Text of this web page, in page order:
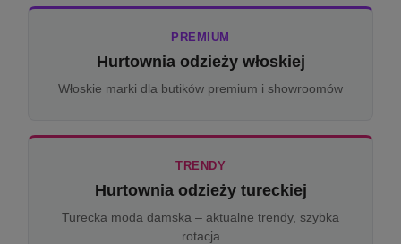
PREMIUM
Hurtownia odzieży włoskiej
Włoskie marki dla butików premium i showroomów
TRENDY
Hurtownia odzieży tureckiej
Turecka moda damska – aktualne trendy, szybka
rotacja